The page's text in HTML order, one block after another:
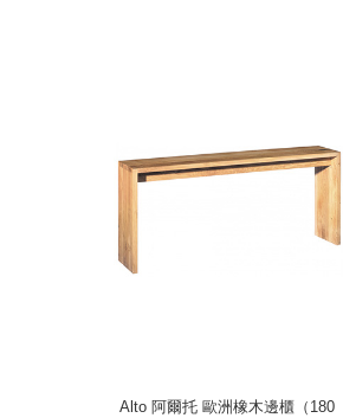
Alto 阿爾托 歐洲橡木邊櫃（180